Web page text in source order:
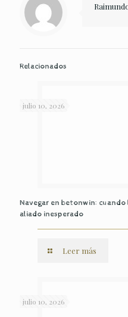
Relacionados
julio 10, 2026
Navegar en betonwin:
aliado inesperado
Leer más
julio 10, 2026